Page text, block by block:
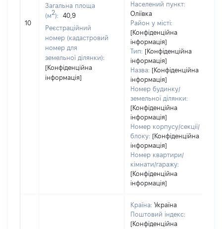
10
Загальна площа
(м2):
40,9
Реєстраційний
номер (кадастровий
номер для
земельної ділянки):
[Конфіденційна
інформація]
Населений пункт:
Оліївка
Район у місті:
[Конфіденційна
інформація]
Тип: [Конфіденційна
інформація]
Назва: [Конфіденційна
інформація]
Номер будинку/
земельної ділянки:
[Конфіденційна
інформація]
Номер корпусу/секції/
блоку: [Конфіденційна
інформація]
Номер квартири/
кімнати/гаражу:
[Конфіденційна
інформація]
Країна: Україна
Поштовий індекс:
[Конфіденційна